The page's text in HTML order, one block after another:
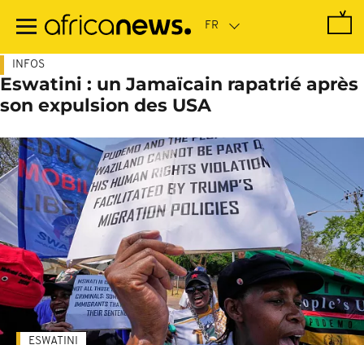
contenu
INFOS
Eswatini : un Jamaïcain rapatrié après
son expulsion des USA
ESWATINI